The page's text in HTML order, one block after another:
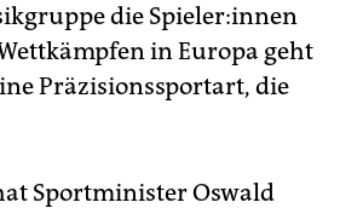
die Spie­le­r:in­nen
in Europa geht
Präzisionssportart, die
Sportminister Oswald